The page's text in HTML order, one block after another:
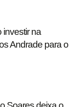
investir na
Andrade para o